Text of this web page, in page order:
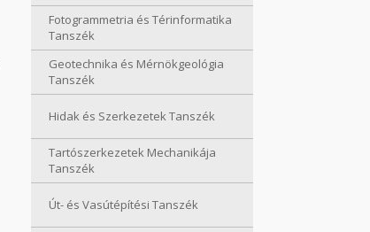
Fotogrammetria és Térinformatika
Tanszék
Geotechnika és Mérnökgeológia
Tanszék
Hidak és Szerkezetek Tanszék
Tartószerkezetek Mechanikája
Tanszék
Út- és Vasútépítési Tanszék